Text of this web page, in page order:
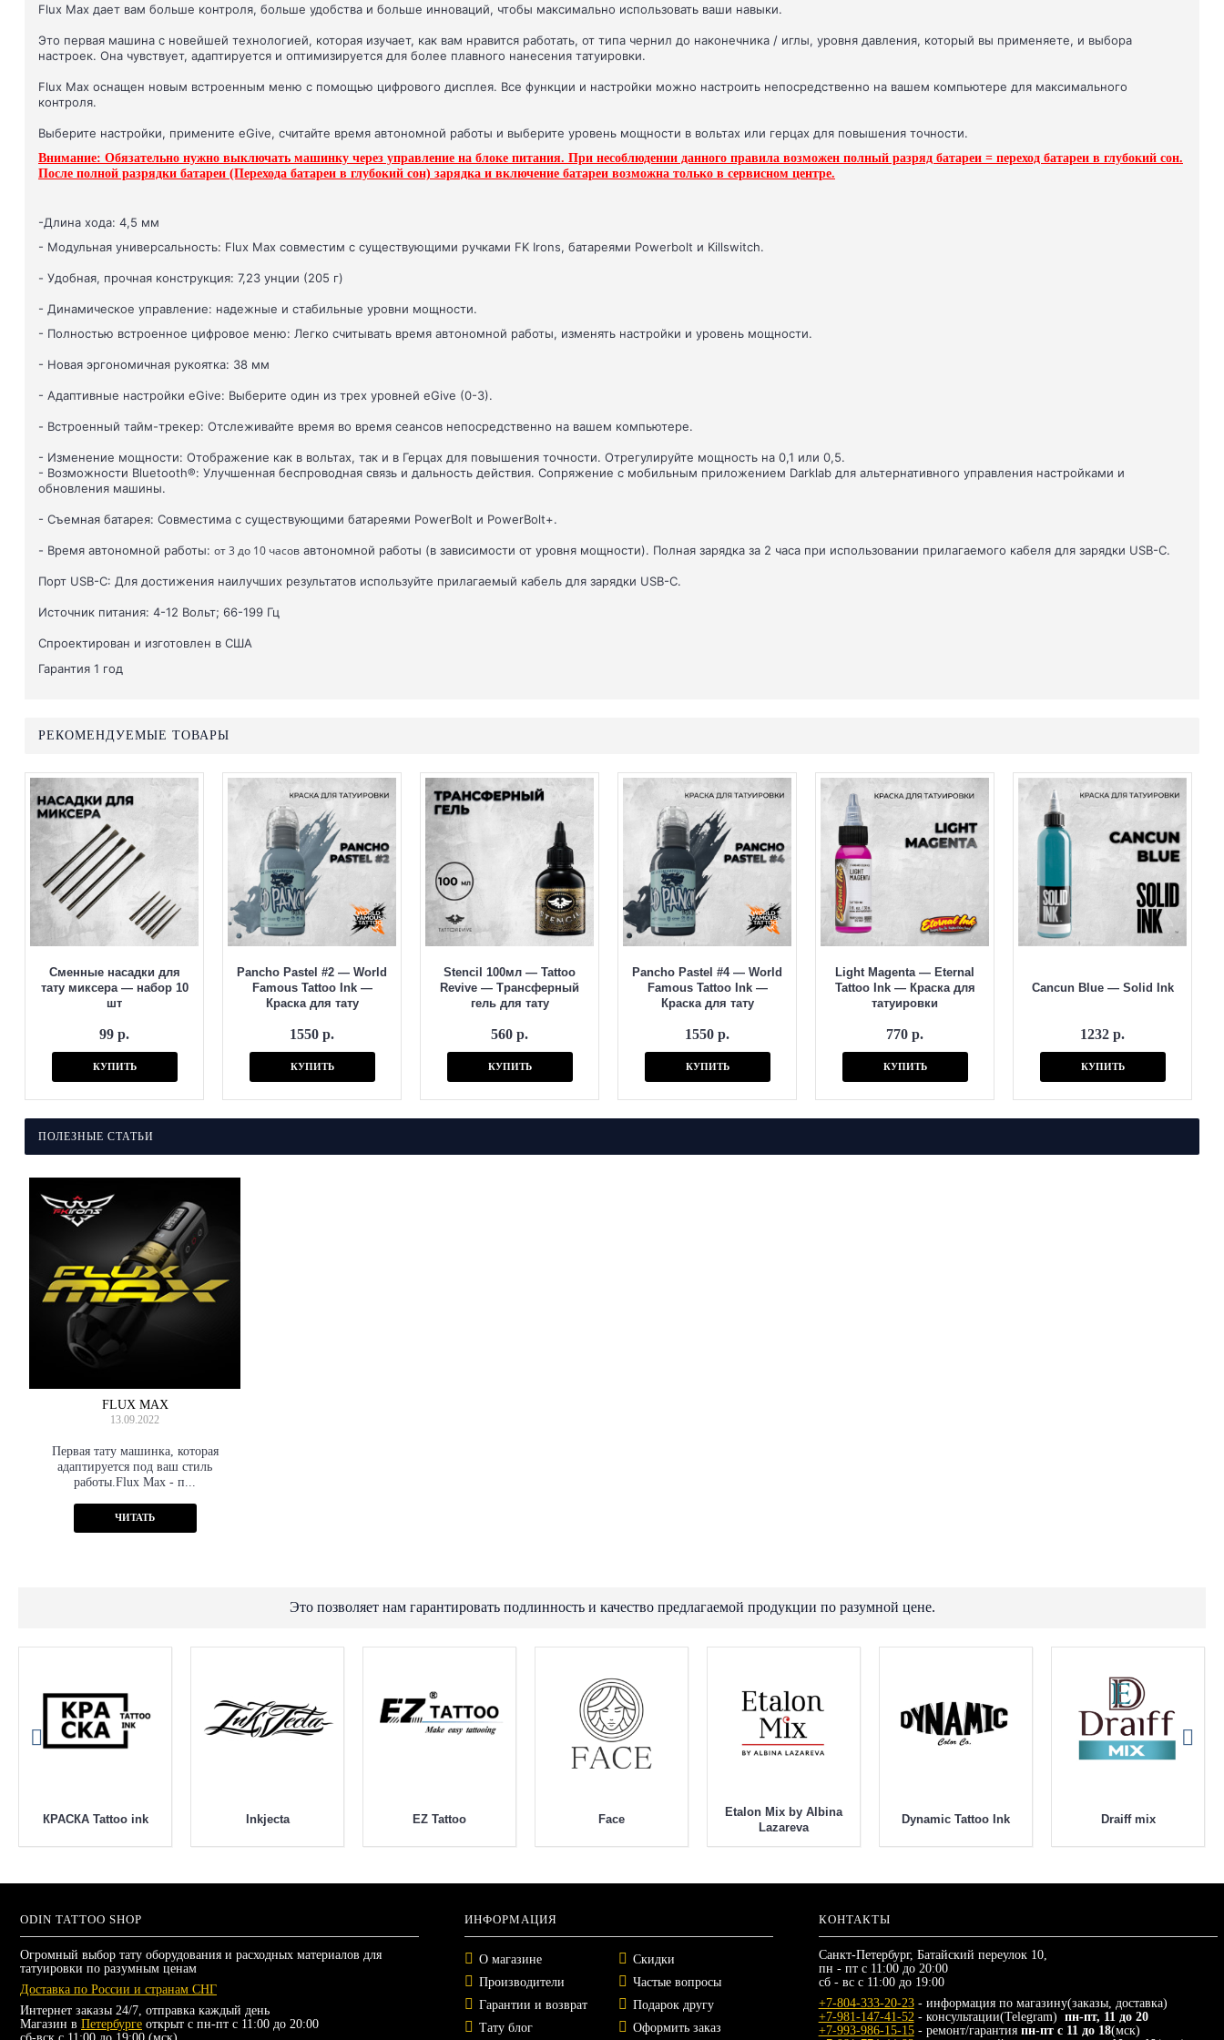
Flux Max дает вам больше контроля, больше удобства и больше инноваций, чтобы максимально использовать ваши навыки.
Это первая машина с новейшей технологией, которая изучает, как вам нравится работать, от типа чернил до наконечника / иглы, уровня давления, который вы применяете, и выбора
настроек. Она чувствует, адаптируется и оптимизируется для более плавного нанесения татуировки.
Flux Max оснащен новым встроенным меню с помощью цифрового дисплея. Все функции и настройки можно настроить непосредственно на вашем компьютере для максимального
контроля.
Выберите настройки, примените eGive, считайте время автономной работы и выберите уровень мощности в вольтах или герцах для повышения точности.
Внимание: Обязательно нужно выключать машинку через управление на блоке питания. При несоблюдении данного правила возможен полный разряд батареи = переход батареи в глубокий сон.
После полной разрядки батареи (Перехода батареи в глубокий сон) зарядка и включение батареи возможна только в сервисном центре.
-Длина хода: 4,5 мм
- Модульная универсальность: Flux Max совместим с существующими ручками FK Irons, батареями Powerbolt и Killswitch.
- Удобная, прочная конструкция: 7,23 унции (205 г)
- Динамическое управление: надежные и стабильные уровни мощности.
- Полностью встроенное цифровое меню: Легко считывать время автономной работы, изменять настройки и уровень мощности.
- Новая эргономичная рукоятка: 38 мм
- Адаптивные настройки eGive: Выберите один из трех уровней eGive (0-3).
- Встроенный тайм-трекер: Отслеживайте время во время сеансов непосредственно на вашем компьютере.
- Изменение мощности: Отображение как в вольтах, так и в Герцах для повышения точности. Отрегулируйте мощность на 0,1 или 0,5.
- Возможности Bluetooth®: Улучшенная беспроводная связь и дальность действия. Сопряжение с мобильным приложением Darklab для альтернативного управления настройками и
обновления машины.
- Съемная батарея: Совместима с существующими батареями PowerBolt и PowerBolt+.
- Время автономной работы: от 3 до 10 часов автономной работы (в зависимости от уровня мощности). Полная зарядка за 2 часа при использовании прилагаемого кабеля для зарядки USB-C.
Порт USB-C: Для достижения наилучших результатов используйте прилагаемый кабель для зарядки USB-C.
Источник питания: 4-12 Вольт; 66-199 Гц
Спроектирован и изготовлен в США
Гарантия 1 год
РЕКОМЕНДУЕМЫЕ ТОВАРЫ
Сменные насадки для
тату миксера — набор 10
шт
99 р.
КУПИТЬ
Pancho Pastel #2 — World
Famous Tattoo Ink —
Краска для тату
1550 р.
КУПИТЬ
Stencil 100мл — Tattoo
Revive — Трансферный
гель для тату
560 р.
КУПИТЬ
Pancho Pastel #4 — World
Famous Tattoo Ink —
Краска для тату
1550 р.
КУПИТЬ
Light Magenta — Eternal
Tattoo Ink — Краска для
татуировки
770 р.
КУПИТЬ
Cancun Blue — Solid Ink
1232 р.
КУПИТЬ
ПОЛЕЗНЫЕ СТАТЬИ
FLUX MAX
13.09.2022
Первая тату машинка, которая
адаптируется под ваш стиль
работы.Flux Max - п...
ЧИТАТЬ
Это позволяет нам гарантировать подлинность и качество предлагаемой продукции по разумной цене.
КРАСКА Tattoo ink Inkjecta EZ Tattoo Face
Etalon Mix by Albina
Lazareva
Dynamic Tattoo Ink Draiff mix
ODIN TATTOO SHOP
Огромный выбор тату оборудования и расходных материалов для
татуировки по разумным ценам
Доставка по России и странам СНГ
Интернет заказы 24/7, отправка каждый день
Магазин в Петербурге открыт с пн-пт с 11:00 до 20:00
ИНФОРМАЦИЯ
О магазине
Производители
Гарантии и возврат
Тату блог
Скидки
Частые вопросы
Подарок другу
Оформить заказ
КОНТАКТЫ
Санкт-Петербург, Батайский переулок 10,
пн - пт с 11:00 до 20:00
сб - вс с 11:00 до 19:00
+7-804-333-20-23- информация по магазину(заказы, доставка)
+7-981-147-41-52- консультации(Telegram) пн-пт, 11 до 20
+7-993-986-15-15- ремонт/гарантия пн-пт с 11 до 18(мск)